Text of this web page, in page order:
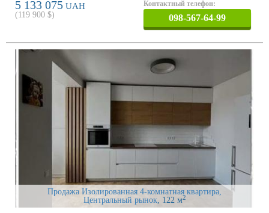
5 133 075 UAH
(119 900 $)
Контактный телефон:
098-567-64-99
Продажа Изолированная 4-комнатная квартира,
Центральный рынок, 122 м2